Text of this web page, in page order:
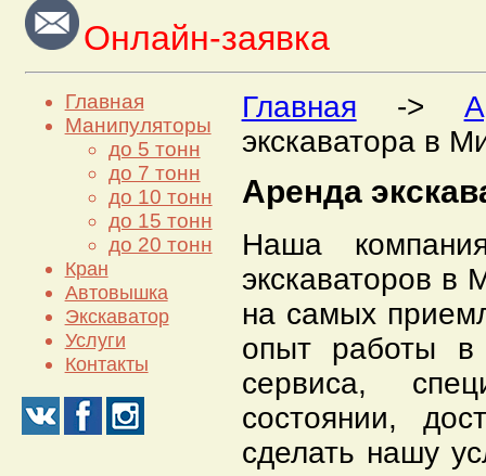
Онлайн-заявка
Главная
Манипуляторы
до 5 тонн
до 7 тонн
до 10 тонн
до 15 тонн
до 20 тонн
Кран
Автовышка
Экскаватор
Услуги
Контакты
Главная ->
экскаватора в
Аренда
Наша
экскаваторов в
на самых
опыт работы в
сервиса,
состоянии,
сделать нашу